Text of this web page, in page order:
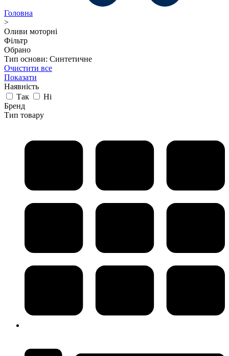
Головна
>
Оливи моторні
Фільтр
Обрано
Тип основи: Синтетичне
Очистити все
Показати
Наявність
Так
Ні
Бренд
Тип товару